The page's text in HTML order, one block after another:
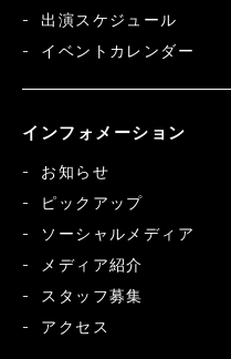
出演スケジュール
イベントカレンダー
インフォメーション
お知らせ
ピックアップ
ソーシャルメディア
メディア紹介
スタッフ募集
アクセス